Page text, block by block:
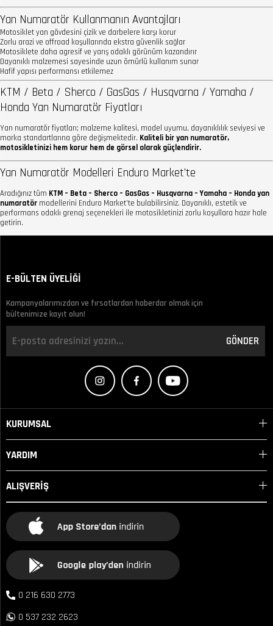
Yan Numaratör Kullanmanın Avantajları
Motosiklet yan gövdesini çizik ve darbelere karşı korur
Zorlu arazi ve offroad koşullarında ekstra güvenlik sağlar
Motosiklete daha agresif ve yarış odaklı görünüm kazandırır
Dayanıklı malzemesi sayesinde uzun ömürlü kullanım sunar
Hafif yapısı performansı etkilemez
KTM / Beta / Sherco / GasGas / Husqvarna / Yamaha /
Honda Yan Numaratör Fiyatları
Yan numaratör fiyatları; malzeme kalitesi, model uyumu, dayanıklılık seviyesi ve
marka standartlarına göre değişmektedir. Kaliteli bir yan numaratör,
motosikletinizi hem korur hem de görsel olarak güçlendirir.
Yan Numaratör Modelleri Enduro Market’te
Aradığınız tüm KTM – Beta – Sherco – GasGas – Husqvarna – Yamaha – Honda yan
numaratör modellerini Enduro Market’te bulabilirsiniz. Dayanıklı, estetik ve
performans odaklı grenaj seçenekleri ile motosikletinizi zorlu koşullara hazır hale
getirin.
E-BÜLTEN ÜYELİĞİ
Kampanyalarımızdan ve fırsatlardan haberdar olmak için
bültenimize kayıt olun!
GÖNDER
KURUMSAL
YARDIM
ALIŞVERİŞ
0 216 630 2773
0 537 232 2623